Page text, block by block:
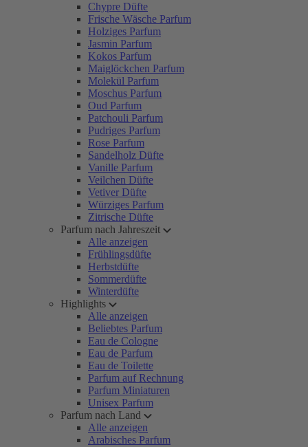
Chypre Düfte
Frische Wäsche Parfum
Holziges Parfum
Jasmin Parfum
Kokos Parfum
Maiglöckchen Parfum
Molekül Parfum
Moschus Parfum
Oud Parfum
Patchouli Parfum
Pudriges Parfum
Rose Parfum
Sandelholz Düfte
Vanille Parfum
Veilchen Düfte
Vetiver Düfte
Würziges Parfum
Zitrische Düfte
Parfum nach Jahreszeit
Alle anzeigen
Frühlingsdüfte
Herbstdüfte
Sommerdüfte
Winterdüfte
Highlights
Alle anzeigen
Beliebtes Parfum
Eau de Cologne
Eau de Parfum
Eau de Toilette
Parfum auf Rechnung
Parfum Miniaturen
Unisex Parfum
Parfum nach Land
Alle anzeigen
Arabisches Parfum